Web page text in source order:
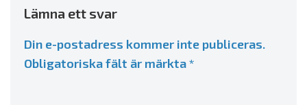
Lämna ett svar
Din e-postadress kommer inte publiceras.
Obligatoriska fält är märkta*